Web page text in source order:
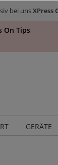
bei unsXPress
On Tips
GERÄTE